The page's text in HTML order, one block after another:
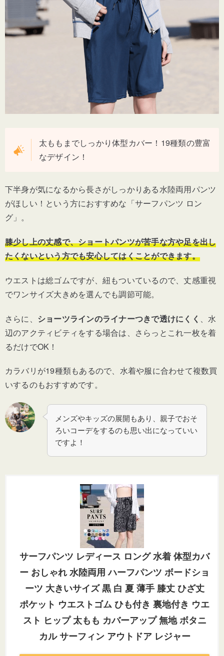
太ももまでしっかり体型カバー！19種類の豊富
なデザイン！
下半身が気になるから長さがしっかりある水陸両用パンツ
がほしい！という方におすすめな「サーフパンツ ロン
グ」。
膝少し上の丈感で、ショートパンツが苦手な方や足を出し
たくないという方でも安心してはくことができます。
ウエストは総ゴムですが、紐もついているので、丈感重視
でワンサイズ大きめを選んでも調節可能。
さらに、 ショーツラインのライナーつきで透けにくく 、水
辺のアクティビティをする場合は、さらっとこれ一枚を着
るだけでOK！
カラバリが19種類もあるので、水着や服に合わせて複数買
いするのもおすすめです。
メンズやキッズの展開もあり、親子でおそ
ろいコーデをするのも思い出になっていい
ですよ！
サーフパンツ レディース ロング 水着 体型カバ
ー おしゃれ 水陸両用 ハーフパンツ ボードショ
ーツ 大きいサイズ 黒 白 夏 薄手 膝丈 ひざ丈
ポケット ウエストゴム ひも付き 裏地付き ウエ
スト ヒップ 太もも カバーアップ 無地 ボタニ
カル サーフィン アウトドア レジャー